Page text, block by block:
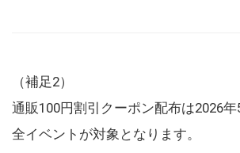
（補足2）
通販100円割引クーポン配布は2026
全イベントが対象となります。